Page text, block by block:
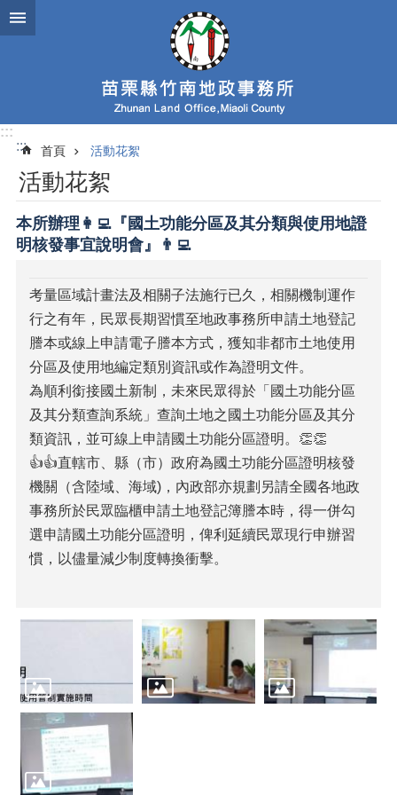
跳到主要內容區塊
:::
:::
首頁 活動花絮
活動花絮
本所辦理👩‍💻『國土功能分區及其分類與使用地證
明核發事宜說明會』👨‍💻
考量區域計畫法及相關子法施行已久，相關機制運作
行之有年，民眾長期習慣至地政事務所申請土地登記
謄本或線上申請電子謄本方式，獲知非都市土地使用
分區及使用地編定類別資訊或作為證明文件。
為順利銜接國土新制，未來民眾得於「國土功能分區
及其分類查詢系統」查詢土地之國土功能分區及其分
類資訊，並可線上申請國土功能分區證明。👏👏
👍👍直轄市、縣（市）政府為國土功能分區證明核發
機關（含陸域、海域)，內政部亦規劃另請全國各地政
事務所於民眾臨櫃申請土地登記簿謄本時，得一併勾
選申請國土功能分區證明，俾利延續民眾現行申辦習
慣，以儘量減少制度轉換衝擊。